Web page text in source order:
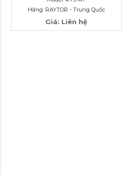
động RT3-AT
Hãng: RAYTOR - Trung Quốc
Giá: Liên hệ